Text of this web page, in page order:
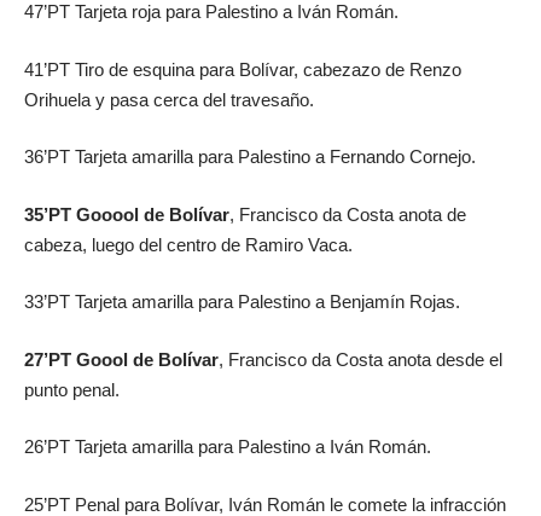
47’PT Tarjeta roja para Palestino a Iván Román.
41’PT Tiro de esquina para Bolívar, cabezazo de Renzo
Orihuela y pasa cerca del travesaño.
36’PT Tarjeta amarilla para Palestino a Fernando Cornejo.
35’PT Gooool de Bolívar, Francisco da Costa anota de
cabeza, luego del centro de Ramiro Vaca.
33’PT Tarjeta amarilla para Palestino a Benjamín Rojas.
27’PT Goool de Bolívar, Francisco da Costa anota desde el
punto penal.
26’PT Tarjeta amarilla para Palestino a Iván Román.
25’PT Penal para Bolívar, Iván Román le comete la infracción